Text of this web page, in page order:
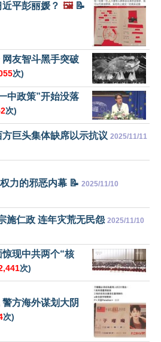
平彭丽媛？ 🖼️📝
友智斗黑手突破
次)
中政策”开始没落
次)
巨头集体缺席以示抗议 2025/11/11
力的邪恶内幕 📝 2025/11/10
施仁政 连年灾荒无民怨 2025/11/10
现中共两个“核
次)
方海外谋划大阴
次)